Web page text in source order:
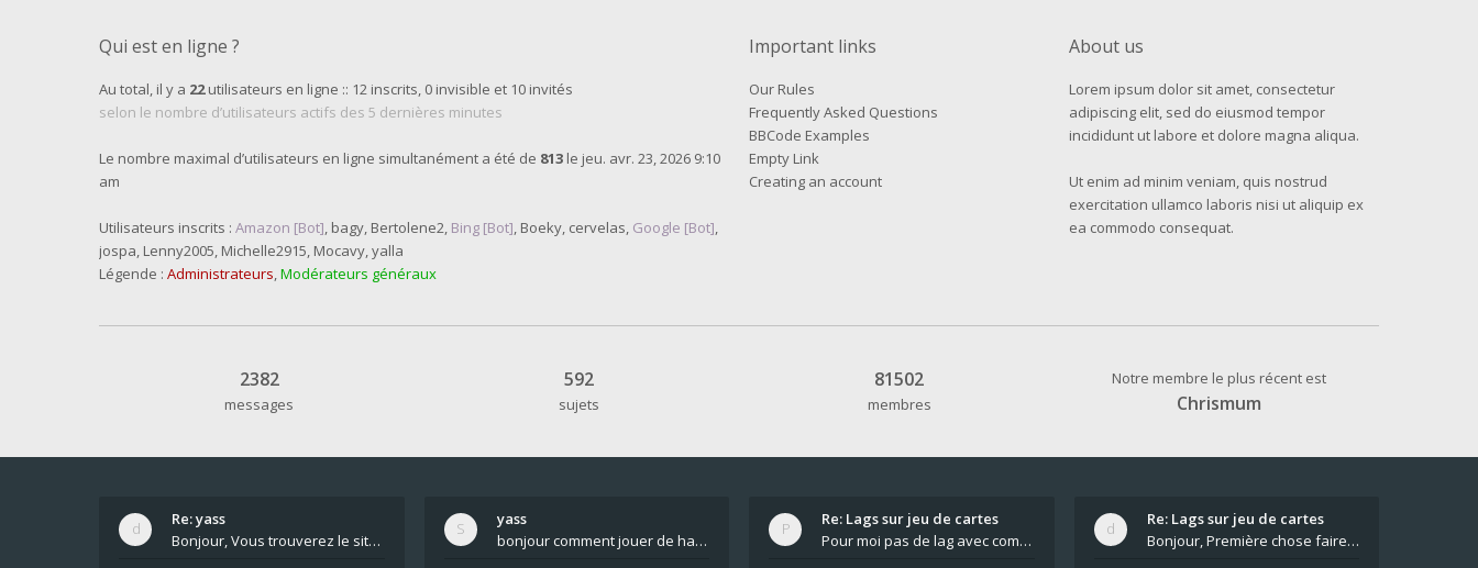
Qui est en ligne ?
Au total, il y a 22utilisateurs en ligne :: 12 inscrits, 0 invisible et 10 invités
selon le nombre d’utilisateurs actifs des 5 dernières minutes
Le nombre maximal d’utilisateurs en ligne simultanément a été de 813 le jeu. avr. 23, 2026 9:10
am
Utilisateurs inscrits : Amazon [Bot], bagy, Bertolene2, Bing [Bot], Boeky, cervelas, Google [Bot],
jospa, Lenny2005, Michelle2915, Mocavy,yalla
Légende : Administrateurs,Modérateurs généraux
Important links
Our Rules
Frequently Asked Questions
BBCode Examples
Empty Link
Creating an account
About us
Lorem ipsum dolor sit amet, consectetur
adipiscing elit, sed do eiusmod tempor
incididunt ut labore et dolore magna aliqua.
Ut enim ad minim veniam, quis nostrud
exercitation ullamco laboris nisi ut aliquip ex
ea commodo consequat.
2382
messages
592
sujets
81502
membres
Notre membre le plus récent est
Chrismum
Re: yass
Bonjour, Vous trouverez le site ici dans le foru
yass
bonjour comment jouer de haut en bas tout atout mi
Re: Lags sur jeu de cartes
Pour moi pas de lag avec comme navigateur Chrome
Re: Lags sur jeu de cartes
Bonjour, Première chose faire un arrêt complet de